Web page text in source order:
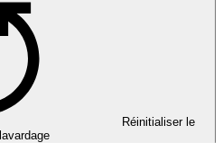
Réinitialiser le